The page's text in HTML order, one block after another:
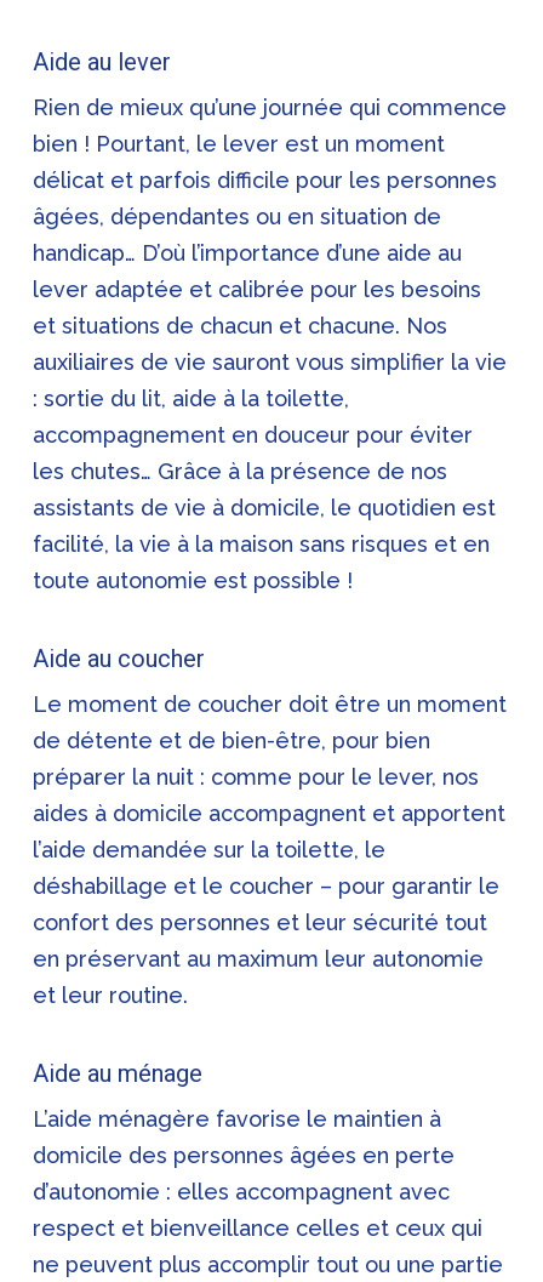
Aide au lever
Rien de mieux qu’une journée qui commence
bien ! Pourtant, le lever est un moment
délicat et parfois difficile pour les personnes
âgées, dépendantes ou en situation de
handicap… D’où l’importance d’une aide au
lever adaptée et calibrée pour les besoins
et situations de chacun et chacune. Nos
auxiliaires de vie sauront vous simplifier la vie
: sortie du lit, aide à la toilette,
accompagnement en douceur pour éviter
les chutes… Grâce à la présence de nos
assistants de vie à domicile, le quotidien est
facilité, la vie à la maison sans risques et en
toute autonomie est possible !
Aide au coucher
Le moment de coucher doit être un moment
de détente et de bien-être, pour bien
préparer la nuit : comme pour le lever, nos
aides à domicile accompagnent et apportent
l’aide demandée sur la toilette, le
déshabillage et le coucher – pour garantir le
confort des personnes et leur sécurité tout
en préservant au maximum leur autonomie
et leur routine.
Aide au ménage
L’aide ménagère favorise le maintien à
domicile des personnes âgées en perte
d’autonomie : elles accompagnent avec
respect et bienveillance celles et ceux qui
ne peuvent plus accomplir tout ou une partie